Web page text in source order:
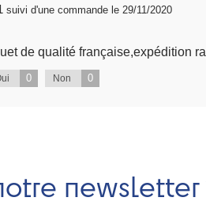
suivi d'une commande le 29/11/2020
de qualité française,expédition
0 Non 0
newsletter